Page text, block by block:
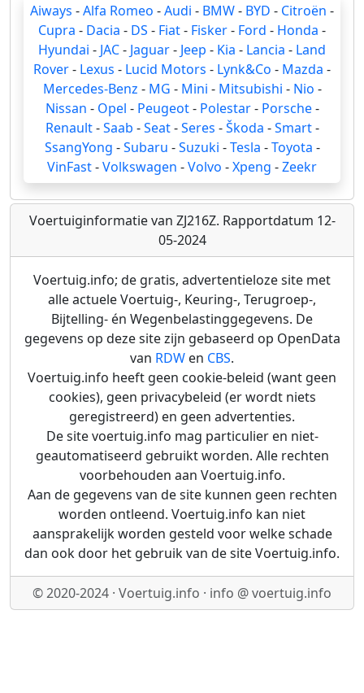
Aiways -Alfa Romeo -Audi - BMW- BYD - Citroën -
Cupra - Dacia - DS - Fiat- Fisker- Ford - Honda -
Hyundai - JAC- Jaguar- Jeep - Kia - Lancia - Land
Rover- Lexus - Lucid Motors - Lynk&Co - Mazda -
Mercedes-Benz - MG - Mini - Mitsubishi - Nio -
Nissan - Opel - Peugeot- Polestar- Porsche-
Renault-Saab -Seat-Seres -Škoda -Smart-
SsangYong -Subaru -Suzuki -Tesla -Toyota -
VinFast-Volkswagen -Volvo -Xpeng -Zeekr
Voertuiginformatie van ZJ216Z. Rapportdatum 12-
05-2024
Voertuig.info; de gratis, advertentieloze site met
alle actuele Voertuig-, Keuring-, Terugroep-,
Bijtelling- én Wegenbelastinggegevens. De
gegevens op deze site zijn gebaseerd op OpenData
van RDW en CBS.
Voertuig.info heeft geen cookie-beleid (want geen
cookies), geen privacybeleid (er wordt niets
geregistreerd) en geen advertenties.
De site voertuig.info mag particulier en niet-
geautomatiseerd gebruikt worden. Alle rechten
voorbehouden aan Voertuig.info.
Aan de gegevens van de site kunnen geen rechten
worden ontleend. Voertuig.info kan niet
aansprakelijk worden gesteld voor welke schade
dan ook door het gebruik van de site Voertuig.info.
© 2020-2024 · Voertuig.info · info @ voertuig.info